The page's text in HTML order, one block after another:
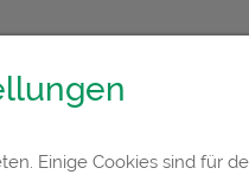
Einige Cookies sind für